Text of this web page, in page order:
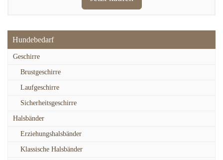
Hundebedarf
Geschirre
Brustgeschirre
Laufgeschirre
Sicherheitsgeschirre
Halsbänder
Erziehungshalsbänder
Klassische Halsbänder